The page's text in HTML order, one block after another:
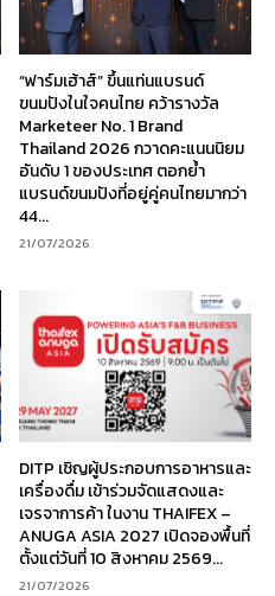
“ฟาร์มเฮ้าส์” ขึ้นแท่นแบรนด์
ขนมปังในใจคนไทย คว้ารางวัล
Marketeer No. 1 Brand
Thailand 2026 กวาดคะแนนนิยม
อันดับ 1 ของประเทศ ตอกย้ำ
แบรนด์ขนมปังที่อยู่คู่คนไทยมากว่า
44...
21/07/2026
DITP เชิญผู้ประกอบการอาหารและ
เครื่องดื่ม เข้าร่วมจัดแสดงและ
เจรจาการค้า ในงาน THAIFEX –
ANUGA ASIA 2027 เปิดจองพื้นที่
ตั้งแต่วันที่ 10 สิงหาคม 2569...
21/07/2026